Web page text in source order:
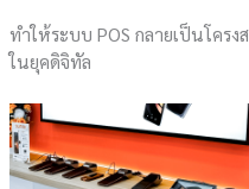
ทำให้ระบบ POS กลายเป็นโคร
ในยุคดิจิทัล